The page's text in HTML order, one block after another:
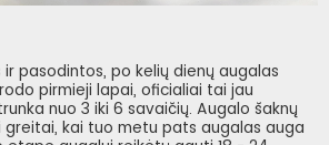
pasodintos, po kelių dienų augalas
pirmieji lapai, oficialiai tai jau
nuo 3 iki 6 savaičių. Augalo šaknų
kai tuo metu pats augalas auga